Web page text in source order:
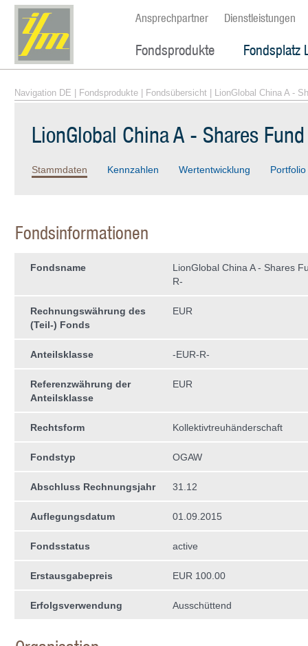
Ansprechpartner Dienstleistungen
Fondsprodukte Fondsplatz
Navigation DE Fondsprodukte Fondsübersicht | LionGlobal China A -
LionGlobal China A - Shares
Stammdaten Kennzahlen Wertentwicklung Portfolio
Fondsinformationen
Fondsname
LionGlobal China A - Shares
R-
Rechnungswährung des
(Teil-) Fonds
EUR
Anteilsklasse -EUR-R-
Referenzwährung der
Anteilsklasse
EUR
Rechtsform Kollektivtreuhän­derschaft
Fondstyp OGAW
Abschluss Rechnungsjahr 31.12
Auflegungsdatum 01.09.2015
Fondsstatus active
Erstausgabepreis EUR 100.00
Erfolgsverwendung Ausschüttend